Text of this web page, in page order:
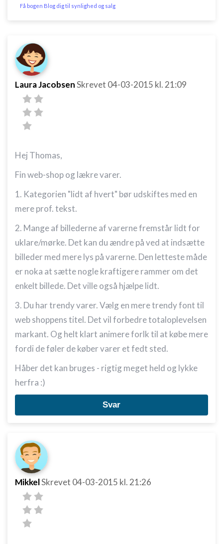
Få bogen Blog dig til synlighed og salg
Laura JacobsenSkrevet 04-03-2015 kl. 21:09
Hej Thomas,
Fin web-shop og lækre varer.
1. Kategorien "lidt af hvert" bør udskiftes med en
mere prof. tekst.
2. Mange af billederne af varerne fremstår lidt for
uklare/mørke. Det kan du ændre på ved at indsætte
billeder med mere lys på varerne. Den letteste måde
er noka at sætte nogle kraftigere rammer om det
enkelt billede. Det ville også hjælpe lidt.
3. Du har trendy varer. Vælg en mere trendy font til
web shoppens titel. Det vil forbedre totaloplevelsen
markant. Og helt klart animere forlk til at købe mere
fordi de føler de køber varer et fedt sted.
Håber det kan bruges - rigtig meget held og lykke
herfra :)
Svar
MikkelSkrevet 04-03-2015 kl. 21:26